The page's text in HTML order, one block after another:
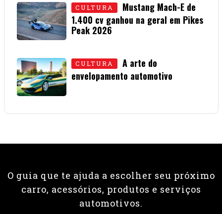
CULTURA
Mustang Mach-E de
1.400 cv ganhou na geral em Pikes
Peak 2026
CULTURA
A arte do
envelopamento automotivo
O guia que te ajuda a escolher seu próximo
carro, acessórios, produtos e serviços
automotivos.